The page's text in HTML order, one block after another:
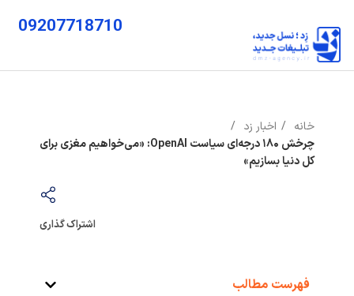
09207718710
خانه
اخبار زد
چرخش ۱۸۰ درجه‌ای سیاست OpenAI: «می‌خواهیم مغزی برای
کل دنیا بسازیم»
اشتراک گذاری
فهرست مطالب